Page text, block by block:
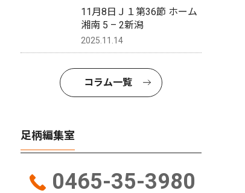
11月8日Ｊ１第36節 ホーム
湘南 5 – 2新潟
2025.11.14
コラム一覧
足柄編集室
0465-35-3980